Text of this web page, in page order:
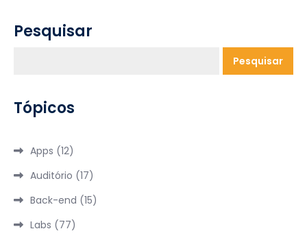
Pesquisar
Pesquisar
Tópicos
Apps (12)
Auditório (17)
Back-end (15)
Labs (77)